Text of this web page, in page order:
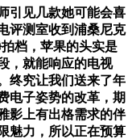
见几款她可能会喜
评测室收到浦桑尼克
档，苹果的头实是
，就能响应的电视
终究让我们送来了年
电子姿势的改革，期
影上有出格需求的伴
魅力，所以正在预算